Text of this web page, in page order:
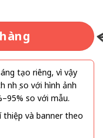
tạo riêng, vì vậy
so với hình ảnh
so với mẫu.
thiệp và banner theo